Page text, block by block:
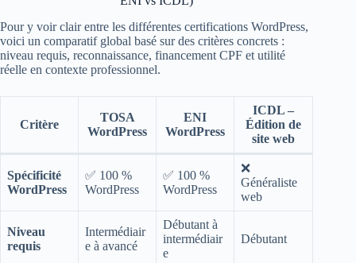
Pour y voir clair entre les différentes certifications WordPress,
voici un comparatif global basé sur des critères concrets :
niveau requis, reconnaissance, financement CPF et utilité
réelle en contexte professionnel.
Critère
TOSA
WordPress
ENI
WordPress
ICDL –
Édition de
site web
Spécificité
WordPress
✅ 100 %
WordPress
✅ 100 %
WordPress
❌
Généraliste
web
Niveau
requis
Intermédiair
e à avancé
Débutant à
intermédiair
e
Débutant